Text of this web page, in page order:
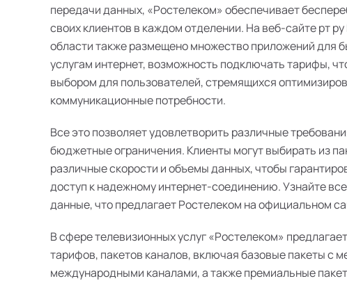
передачи данных, «Ростелеком» обеспечивает
своих клиентов в каждом отделении. На веб-сайте рт
области также размещено множество приложений для
услугам интернет, возможность подключать тарифы,
выбором для пользователей, стремящихся
коммуникационные потребности.
Все это позволяет удовлетворить различные
бюджетные ограничения. Клиенты могут выбирать из
различные скорости и объемы данных, чтобы
доступ к надежному интернет-соединению. Узнайте
данные, что предлагает Ростелеком на официальном
В сфере телевизионных услуг «Ростелеком»
тарифов, пакетов каналов, включая базовые пакеты с
международными каналами, а также премиальные